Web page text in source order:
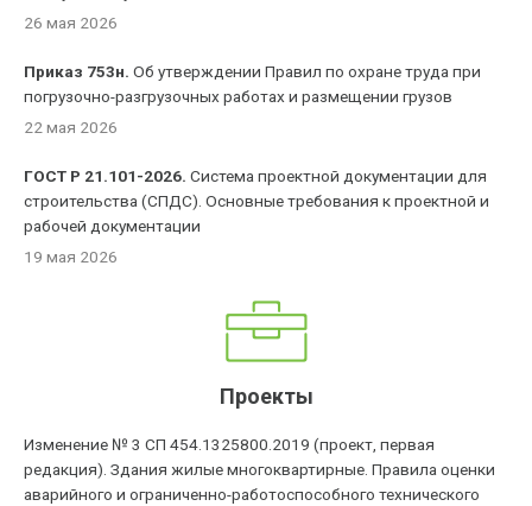
26 мая 2026
Приказ 753н. Об утверждении Правил по охране труда при
погрузочно-разгрузочных работах и размещении грузов
22 мая 2026
ГОСТ Р 21.101-2026. Система проектной документации для
строительства (СПДС). Основные требования к проектной и
рабочей документации
19 мая 2026
Проекты
Изменение № 3 СП 454.1325800.2019 (проект, первая
редакция). Здания жилые многоквартирные. Правила оценки
аварийного и ограниченно-работоспособного технического